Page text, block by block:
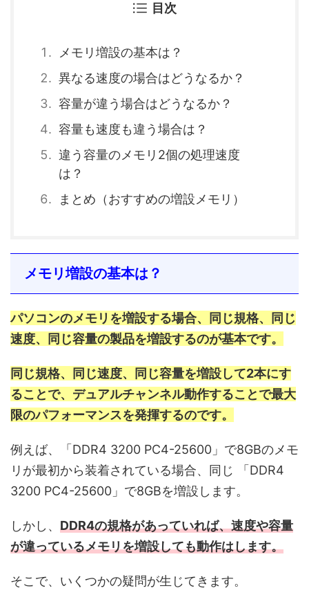
目次
メモリ増設の基本は？
異なる速度の場合はどうなるか？
容量が違う場合はどうなるか？
容量も速度も違う場合は？
違う容量のメモリ2個の処理速度
は？
まとめ（おすすめの増設メモリ）
メモリ増設の基本は？
パソコンのメモリを増設する場合、同じ規格、同じ
速度、同じ容量の製品を増設するのが基本です。
同じ規格、同じ速度、同じ容量を増設して2本にす
ることで、デュアルチャンネル動作することで最大
限のパフォーマンスを発揮するのです。
例えば、「DDR4 3200 PC4-25600」で8GBのメモ
リが最初から装着されている場合、同じ 「DDR4
3200 PC4-25600」で8GBを増設します。
しかし、 DDR4の規格があっていれば、速度や容量
が違っているメモリを増設しても動作はします。
そこで、いくつかの疑問が生じてきます。